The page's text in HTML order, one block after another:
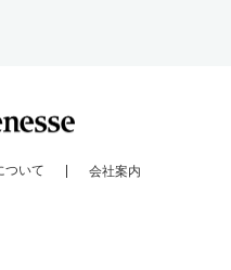
ついて 会社案内